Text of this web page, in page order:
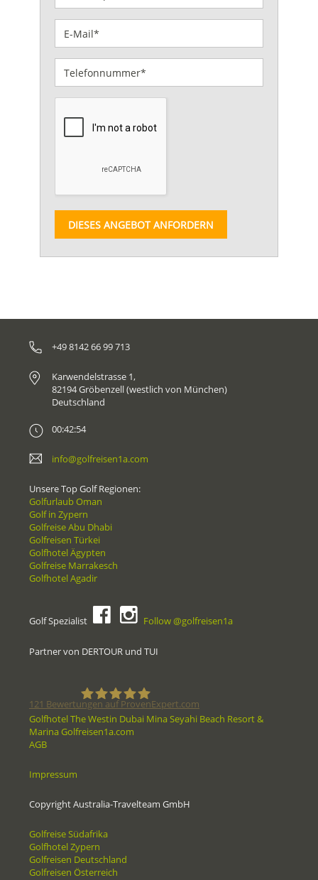
DIESES ANGEBOT ANFORDERN
+49 8142 66 99 713
Karwendelstrasse 1,
82194 Gröbenzell (westlich von München)
Deutschland
00:42:54
info@golfreisen1a.com
Unsere Top Golf Regionen:
Golfurlaub Oman
Golf in Zypern
Golfreise Abu Dhabi
Golfreisen Türkei
Golfhotel Ägypten
Golfreise Marrakesch
Golfhotel Agadir
Golf Spezialist Follow @golfreisen1a
Partner von DERTOUR und TUI
Golfreisen1a - Golfreisen vom
121 Bewertungen auf ProvenExpert.com
Golfhotel The Westin Dubai Mina Seyahi Beach Resort &
Marina Golfreisen1a.com
AGB
Impressum
Copyright Australia-Travelteam GmbH
Golfreise Südafrika
Golfhotel Zypern
Golfreisen Deutschland
Golfreisen Österreich